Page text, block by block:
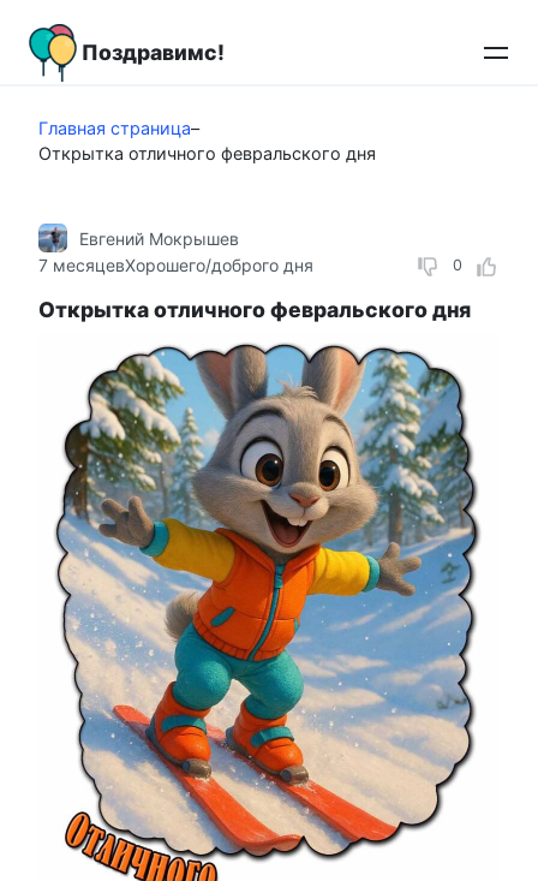
контенту
Поздравимс!
Главная страница–
Открытка отличного февральского дня
0
Евгений Мокрышев
7 месяцевХорошего/доброго дня
Открытка отличного февральского дня